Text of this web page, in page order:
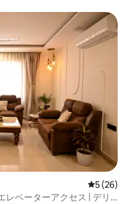
レビュー
5 (26)
レベーターアクセス | デリ